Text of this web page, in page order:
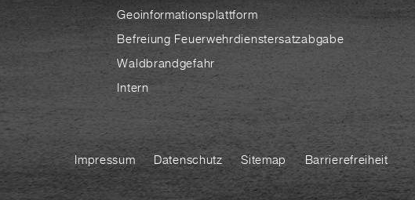
Geoinformationsplattform
Befreiung Feuerwehrdienstersatzabgabe
Waldbrandgefahr
Intern
Impressum Datenschutz Sitemap Barrierefreiheit